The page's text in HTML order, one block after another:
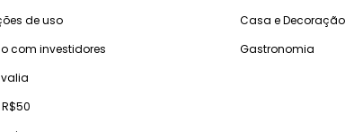
de uso
com investidores
Casa e Decoração
Gastronomia